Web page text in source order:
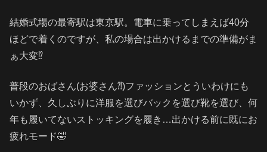
結婚式場の最寄駅は東京駅。電車に乗ってしまえば40分
ほどで着くのですが、私の場合は出かけるまでの準備がま
ぁ大変⁉️
普段のおばさん(お婆さん⁈)ファッションとういわけにも
いかず、久しぶりに洋服を選びバックを選び靴を選び、何
年も履いてないストッキングを履き…出かける前に既にお
疲れモード🤣